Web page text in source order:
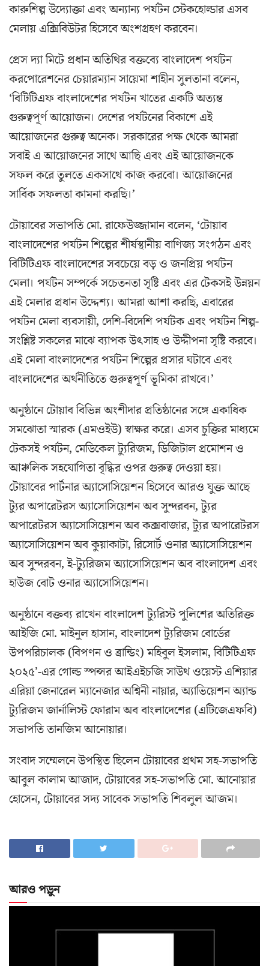
কারুশিল্প উদ্যোক্তা এবং অন্যান্য পর্যটন স্টেকহোল্ডার এসব
মেলায় এক্সিবিউটর হিসেবে অংশগ্রহণ করবেন।
প্রেস দ্যা মিটে প্রধান অতিথির বক্তব্যে বাংলাদেশ পর্যটন
করপোরেশনের চেয়ারম্যান সায়েমা শাহীন সুলতানা বলেন,
‘বিটিটিএফ বাংলাদেশের পর্যটন খাতের একটি অত্যন্ত
গুরুত্বপূর্ণ আয়োজন। দেশের পর্যটনের বিকাশে এই
আয়োজনের গুরুত্ব অনেক। সরকারের পক্ষ থেকে আমরা
সবাই এ আয়োজনের সাথে আছি এবং এই আয়োজনকে
সফল করে তুলতে একসাথে কাজ করবো। আয়োজনের
সার্বিক সফলতা কামনা করছি।’
টোয়াবের সভাপতি মো. রাফেউজ্জামান বলেন, ‘টোয়াব
বাংলাদেশের পর্যটন শিল্পের শীর্ষস্থানীয় বাণিজ্য সংগঠন এবং
বিটিটিএফ বাংলাদেশের সবচেয়ে বড় ও জনপ্রিয় পর্যটন
মেলা। পর্যটন সম্পর্কে সচেতনতা সৃষ্টি এবং এর টেকসই উন্নয়ন
এই মেলার প্রধান উদ্দেশ্য। আমরা আশা করছি, এবারের
পর্যটন মেলা ব্যবসায়ী, দেশি-বিদেশি পর্যটক এবং পর্যটন শিল্প-
সংশ্লিষ্ট সকলের মাঝে ব্যাপক উৎসাহ ও উদ্দীপনা সৃষ্টি করবে।
এই মেলা বাংলাদেশের পর্যটন শিল্পের প্রসার ঘটাবে এবং
বাংলাদেশের অর্থনীতিতে গুরুত্বপূর্ণ ভূমিকা রাখবে।’
অনুষ্ঠানে টোয়াব বিভিন্ন অংশীদার প্রতিষ্ঠানের সঙ্গে একাধিক
সমঝোতা স্মারক (এমওইউ) স্বাক্ষর করে। এসব চুক্তির মাধ্যমে
টেকসই পর্যটন, মেডিকেল ট্যুরিজম, ডিজিটাল প্রমোশন ও
আঞ্চলিক সহযোগিতা বৃদ্ধির ওপর গুরুত্ব দেওয়া হয়।
টোয়াবের পার্টনার অ্যাসোসিয়েশন হিসেবে আরও যুক্ত আছে
ট্যুর অপারেটরস অ্যাসোসিয়েশন অব সুন্দরবন, ট্যুর
অপারেটরস অ্যাসোসিয়েশন অব কক্সবাজার, ট্যুর অপারেটরস
অ্যাসোসিয়েশন অব কুয়াকাটা, রিসোর্ট ওনার অ্যাসোসিয়েশন
অব সুন্দরবন, ই-ট্যুরিজম অ্যাসোসিয়েশন অব বাংলাদেশ এবং
হাউজ বোট ওনার অ্যাসোসিয়েশন।
অনুষ্ঠানে বক্তব্য রাখেন বাংলাদেশ ট্যুরিস্ট পুলিশের অতিরিক্ত
আইজি মো. মাইনুল হাসান, বাংলাদেশ ট্যুরিজম বোর্ডের
উপপরিচালক (বিপণন ও ব্রান্ডিং) মহিবুল ইসলাম, বিটিটিএফ
২০২৫’-এর গোল্ড স্পন্সর আইএইচজি সাউথ ওয়েস্ট এশিয়ার
এরিয়া জেনারেল ম্যানেজার অশ্বিনী নায়ার, অ্যাভিয়েশন অ্যান্ড
ট্যুরিজম জার্নালিস্ট ফোরাম অব বাংলাদেশের (এটিজেএফবি)
সভাপতি তানজিম আনোয়ার।
সংবাদ সম্মেলনে উপস্থিত ছিলেন টোয়াবের প্রথম সহ-সভাপতি
আবুল কালাম আজাদ, টোয়াবের সহ-সভাপতি মো. আনোয়ার
হোসেন, টোয়াবের সদ্য সাবেক সভাপতি শিবলুল আজম।
আরও পড়ুন